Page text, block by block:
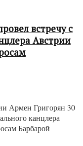
встречу с
Австрии
Армен Григорян 30
канцлера
Барбарой